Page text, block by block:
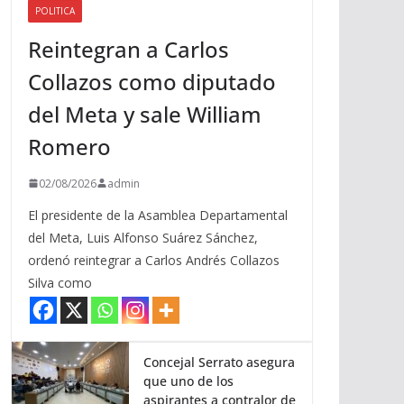
i
b
a
j
o
a
POLITICA
Reintegran a Carlos
Collazos como diputado
del Meta y sale William
Romero
02/08/2026 admin
El presidente de la Asamblea Departamental
del Meta, Luis Alfonso Suárez Sánchez,
ordenó reintegrar a Carlos Andrés Collazos
Silva como
Concejal Serrato asegura
que uno de los
aspirantes a contralor de